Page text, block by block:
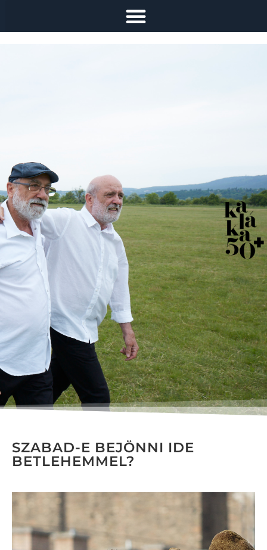
SZABAD-E BEJÖNNI IDE
BETLEHEMMEL?